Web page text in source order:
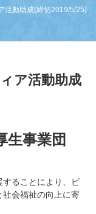
活動助成(締切2019/5/25)
ア活動助成
生事業団
することにより、ビ
会福祉の向上に寄